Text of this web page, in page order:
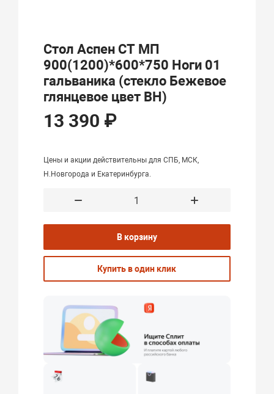
Стол Аспен СТ МП
900(1200)*600*750 Ноги 01
гальваника (стекло Бежевое
глянцевое цвет ВН)
13 390 ₽
Цены и акции действительны для СПБ, МСК,
Н.Новгорода и Екатеринбурга.
В корзину
Купить в один клик